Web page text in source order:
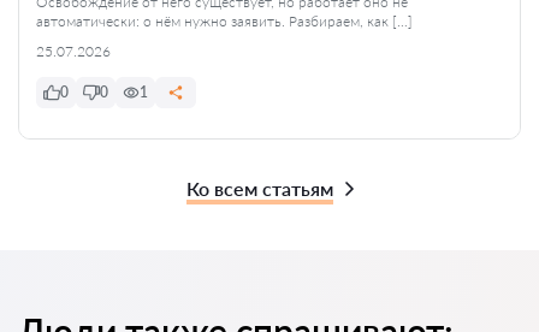
автоматически: о нём нужно заявить. Разбираем, как […]
25.07.2026
0 0 1
Ко всем статьям